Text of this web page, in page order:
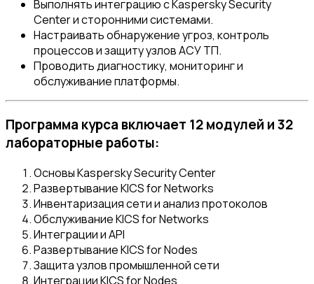
Выполнять интеграцию с Kaspersky Security
Center и сторонними системами.
Настраивать обнаружение угроз, контроль
процессов и защиту узлов АСУ ТП.
Проводить диагностику, мониторинг и
обслуживание платформы.
Программа курса включает 12 модулей и 32
лабораторные работы:
Основы Kaspersky Security Center
Развертывание KICS for Networks
Инвентаризация сети и анализ протоколов
Обслуживание KICS for Networks
Интеграции и API
Развертывание KICS for Nodes
Защита узлов промышленной сети
Интеграции KICS for Nodes